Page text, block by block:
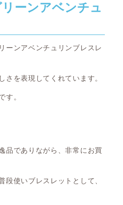
ーンアベンチュ
ーンアベンチュリンブレスレ
を表現してくれています。
す。
品でありながら、非常にお買
使いブレスレットとして、